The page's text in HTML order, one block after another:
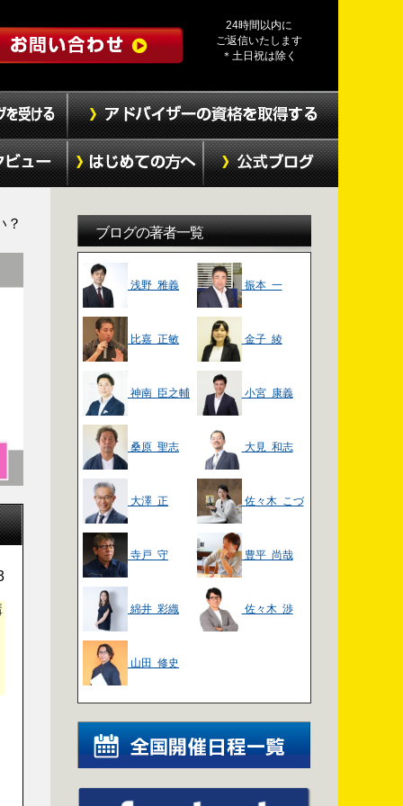
24時間以内に
ご返信いたします
＊土日祝は除く
？
ブログの著者一覧
浅野 雅義 振本 一
比嘉 正敏 金子 綾
神南 臣之輔 小宮 康義
桑原 聖志 大見 和志
大澤 正 佐々木 こづ
え
寺戸 守 豊平 尚哉
綿井 彩織 佐々木 渉
山田 修史